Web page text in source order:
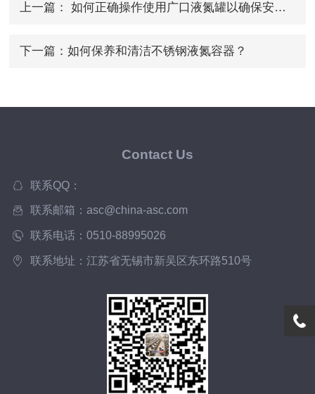
上一篇： 如何正确操作使用广口液氮罐以确保安全性？
下一篇： 如何保养和清洁不锈钢液氮容器？
Contact Us
联系QQ：
联系邮箱：asc@china-asc.com
联系电话：0510-88995026
联系地址：江苏省无锡市新吴区东环路510号